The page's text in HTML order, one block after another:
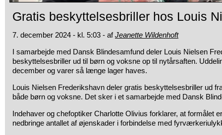
Gratis beskyttelsesbriller hos Louis
7. december 2024 - kl. 5:03 - afJeanette Wildenhoft
I samarbejde med Dansk Blindesamfund deler Louis Nielsen
beskyttelsesbriller ud til børn og voksne op til nytårsaften.
december og varer så længe lager haves.
Louis Nielsen Frederikshavn deler gratis beskyttelsesbriller ud
både børn og voksne. Det sker i et samarbejde med Dansk
Indehaver og chefoptiker Charlotte Olivius forklarer, at formålet
nedbringe antallet af øjenskader i forbindelse med